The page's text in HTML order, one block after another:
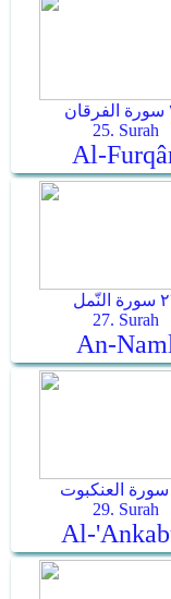
25. Surah
Al-
النّمل
27. Surah
An-
29. Surah
Al-